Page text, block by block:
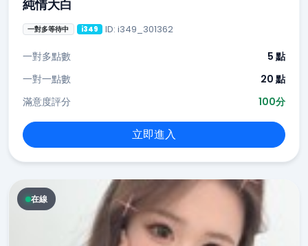
純情大白
一對多等待中 i349 ID: i349_301362
一對多點數
5 點
一對一點數
20 點
滿意度評分
100分
立即進入
在線